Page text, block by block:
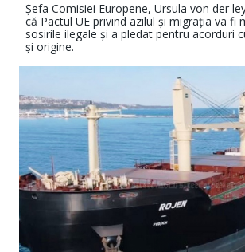
Șefa Comisiei Europene, Ursula von der
că Pactul UE privind azilul și migrația va fi
sosirile ilegale și a pledat pentru acorduri
și origine.